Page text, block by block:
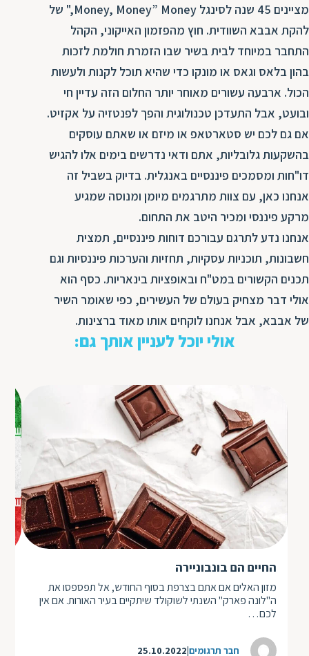
מציינים 45 שנה לסינגל Money, Money” Money," של
להקת אבבא השוודית. חוץ מהפזמון האייקוני, הקהל
התחבר במיוחד לבית בשיר שבו הזמרת חולמת לזכות
בהון בלאס וגאס או מונקו כדי שהיא תוכל לקנות ולעשות
הכול. ארבעה עשורים מאוחר יותר החלום הזה עדיין חי
ובועט, אבל התעדכן טכנולוגית והפך לפנטזיה על אקזיט.
אם גם לכם יש סטארטאפ או מיזם או שאתם עוסקים
בהשקעות גלובליות, אתם ודאי נדרשים בימים אלו להגיש
דו"חות ומסמכים פיננסיים באנגלית. בדיוק בשביל זה
אנחנו כאן, עם צוות מתרגמים מיומן ומנוסה שמגיע
מרקע פיננסי ומכיר היטב את התחום.
אנחנו נדע לתרגם עבורכם דוחות פיננסיים, תמצית
חשבונות, תוכניות עסקיות, תחזיות והערכות פיננסיות וגם
תכנים הקשורים במט"ח ובאופציות בינאריות. כסף הוא
אולי דבר מצחיק בעולם של העשירים, כפי שאומר השיר
של אבבא, אבל אנחנו לוקחים אותו מאוד ברצינות.
אולי יוכל לעניין אותך גם:
החיים הם בונבוניירה
מזון האלים אם אתם בצרפת בסוף החודש, אל תפספסו את
ה"לונה פארק" השנתי לשוקולד שיתקיים בעיר האורות. אם אין
לכם…
חבר תרגומים 25.10.2022